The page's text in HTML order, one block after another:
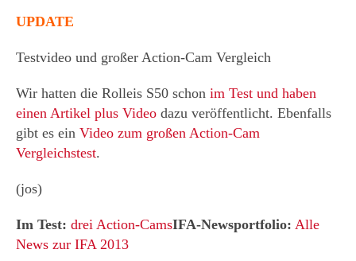
UPDATE
Testvideo und großer Action-Cam Vergleich
Wir hatten die Rolleis S50 schon im Test und haben
einen Artikel plus Video dazu veröffentlicht. Ebenfalls
gibt es ein Video zum großen Action-Cam
Vergleichstest.
(jos)
Im Test: drei Action-CamsIFA-Newsportfolio: Alle
News zur IFA 2013